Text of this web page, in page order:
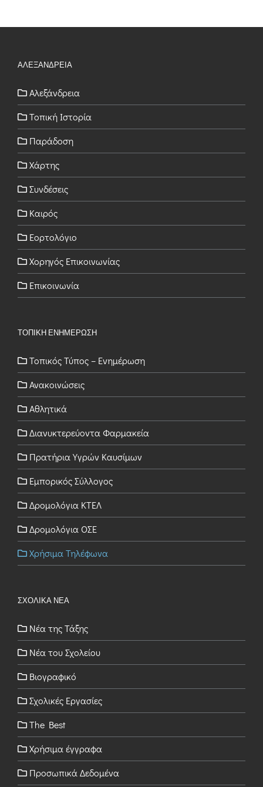
ΑΛΕΞΑΝΔΡΕΙΑ
Αλεξάνδρεια
Τοπική Ιστορία
Παράδοση
Χάρτης
Συνδέσεις
Καιρός
Εορτολόγιο
Χορηγός Επικοινωνίας
Επικοινωνία
ΤΟΠΙΚΗ ΕΝΗΜΕΡΩΣΗ
Τοπικός Τύπος – Ενημέρωση
Ανακοινώσεις
Αθλητικά
Διανυκτερεύοντα Φαρμακεία
Πρατήρια Υγρών Καυσίμων
Εμπορικός Σύλλογος
Δρομολόγια ΚΤΕΛ
Δρομολόγια ΟΣΕ
Χρήσιμα Τηλέφωνα
ΣΧΟΛΙΚΑ ΝΕΑ
Νέα της Τάξης
Νέα του Σχολείου
Βιογραφικό
Σχολικές Εργασίες
The Best
Χρήσιμα έγγραφα
Προσωπικά Δεδομένα